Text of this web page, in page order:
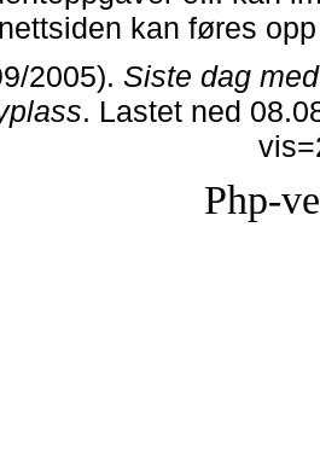
nettsiden kan føres
2005). Siste dag
. Lastet ned
Php-